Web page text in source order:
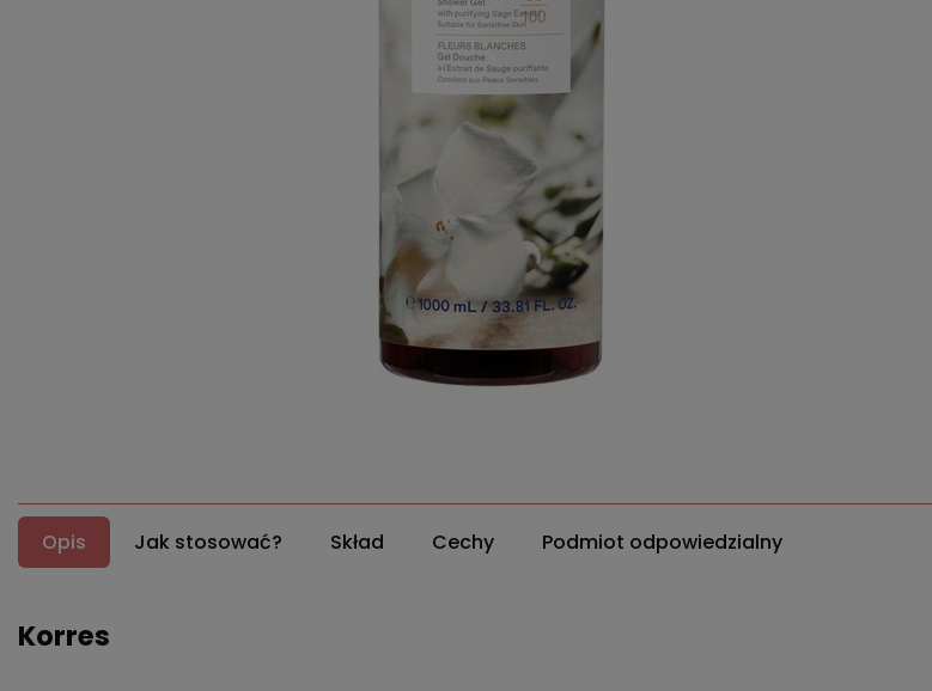
Opis Jak stosować? Skład Cechy Podmiot odpowiedzialny
Korres